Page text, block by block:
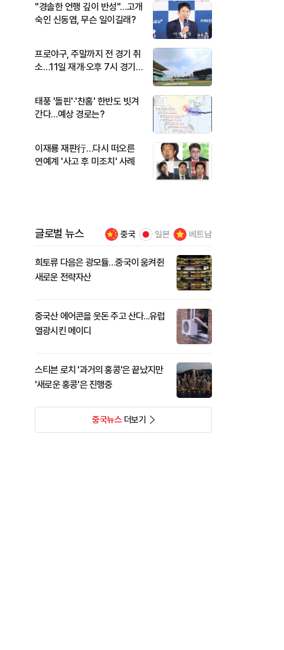
"경솔한 언행 깊이 반성"…고개
숙인 신동엽, 무슨 일이길래?
프로야구, 주말까지 전 경기 취
소…11일 재개·오후 7시 경기
태풍 '돌핀'·'찬홈' 한반도 빗겨
간다…예상 경로는?
이재룡 재판行…다시 떠오른
연예계 '사고 후 미조치' 사례
글로벌 뉴스 중국 일본 베트남
희토류 다음은 광모듈…중국이 움켜쥔
새로운 전략자산
중국산 에어콘을 웃돈 주고 산다...유럽
열광시킨 메이디
스티븐 로치 '과거의 홍콩'은 끝났지만
'새로운 홍콩'은 진행중
중국뉴스더보기